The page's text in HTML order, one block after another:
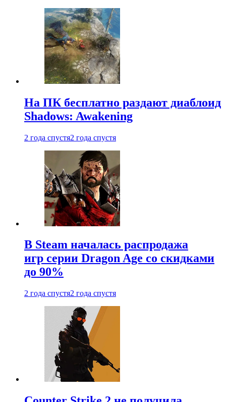
На ПК бесплатно раздают диаблоид
Shadows: Awakening
2 года спустя2 года спустя
В Steam началась распродажа
игр серии Dragon Age со скидками
до 90%
2 года спустя2 года спустя